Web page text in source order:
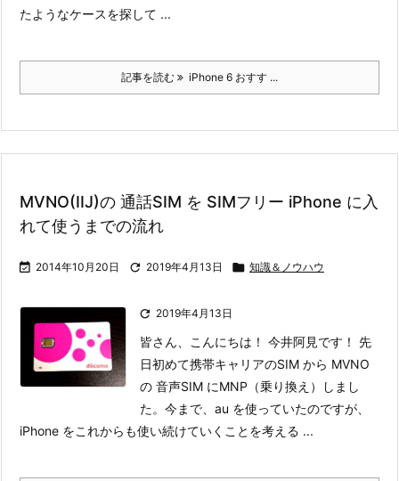
たようなケースを探して ...
記事を読む iPhone 6 おすす ...
MVNO(IIJ)の 通話SIM を SIMフリー iPhone に入
れて使うまでの流れ
 2014年10月20日  2019年4月13日  知識＆ノウハウ
 2019年4月13日
皆さん、こんにちは！ 今井阿見です！ 先
日初めて携帯キャリアのSIM から MVNO
の 音声SIM にMNP（乗り換え）しまし
た。今まで、au を使っていたのですが、
iPhone をこれからも使い続けていくことを考える ...